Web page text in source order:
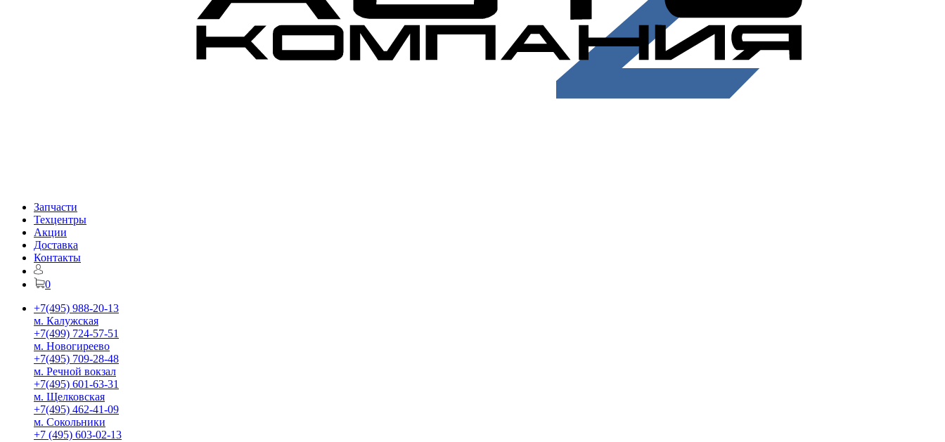
Запчасти
Техцентры
Акции
Доставка
Контакты
0
+7(495) 988-20-13
м. Калужская
+7(499) 724-57-51
м. Новогиреево
+7(495) 709-28-48
м. Речной вокзал
+7(495) 601-63-31
м. Щелковская
+7(495) 462-41-09
м. Сокольники
+7 (495) 603-02-13